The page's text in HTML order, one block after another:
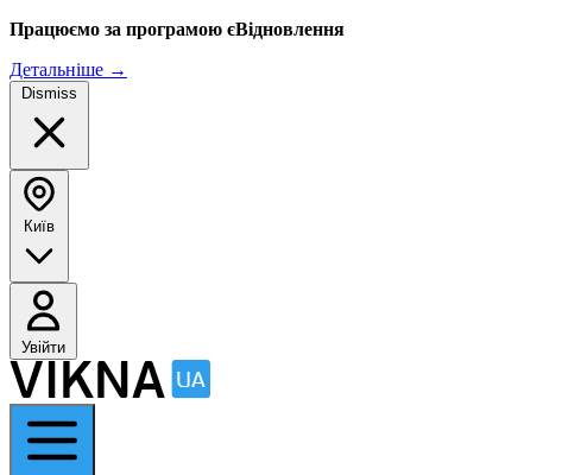
Працюємо за програмою єВідновлення
Детальніше →
Dismiss
Київ
Увійти